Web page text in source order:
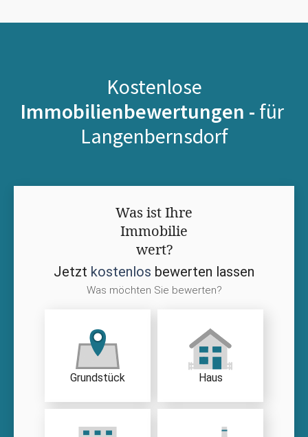
Kostenlose
Immobilienbewertungen - für
Langenbernsdorf
Was ist Ihre
Immobilie
wert?
Jetzt kostenlos bewerten lassen
Was möchten Sie bewerten?
Grundstück Haus